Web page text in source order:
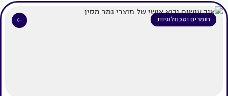
חומרים וטכנולוגיות